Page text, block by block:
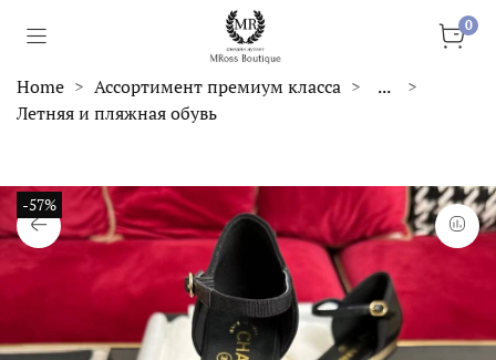
0
Home Ассортимент премиум класса
...
Летняя и пляжная обувь
-57%